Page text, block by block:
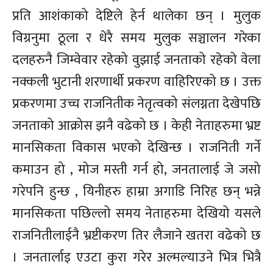
प्रति आशंकाको देष्टिले हेर्न थालेका छन् । मुलुक
विग्रनुमा ठूला र धेरै समय मुलुक सञ्चालन गरेका
दलहरुनै जिम्वेवार रहेको वुझाई जनताको रहेको वेला
नक्कली भुटानी शरणार्थी प्रकरण वाहिरिएको छ । उक्त
प्रकरणमा उच्च राजनितीक नेतृत्वको संलग्नता देखेपछि
जनताको आक्रोस झनै वढेको छ । केही नेताहरुमा भ्रष्ट
मानसिकता विकास भएको देखिन्छ । राजनिती गर्ने
कमाउन हो , मोज मस्ती गर्न हो, जनतालाई जे जसो
गरेपनि हुन्छ , यिनीहरु हाम्रा अगाडि निरिह छन् भन्ने
मानसिकता पछिल्लो समय नेताहरुमा देखियो यसले
राजनितीलाईनै भ्रष्टीकरण तिर लैजाने खतरा वढेको छ
। जनतार्लाइ एउटा कुरा गरेर अल्मल्याउने भित्र भित्रै